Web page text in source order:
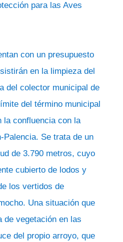
para las Aves
con un presupuesto
en la limpieza del
del colector municipal de
del término municipal
la confluencia con la
Palencia. Se trata de un
de 3.790 metros, cuyo
cubierto de lodos y
los vertidos de
Una situación que
de vegetación en las
del propio arroyo, que